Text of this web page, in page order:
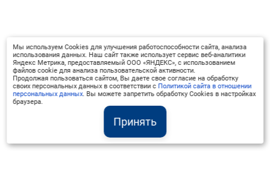
Принять
Мы используем Cookies для улучшения работоспособности сайта, анализа
использования данных. Наш сайт также использует сервис веб-аналитики
Яндекс Метрика, предоставляемый ООО «ЯНДЕКС», с использованием
файлов cookie для анализа пользовательской активности.
Продолжая пользоваться сайтом, Вы даете свое согласие на обработку
своих персональных данных в соответствии с Политикой сайта в отношении
персональных данных. Вы можете запретить обработку Cookies в настройках
браузера.